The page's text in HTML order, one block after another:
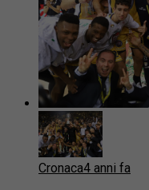
Cronaca4 anni fa